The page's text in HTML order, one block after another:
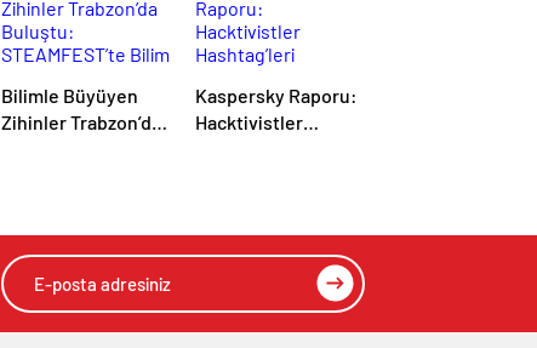
Bilimle Büyüyen
Zihinler Trabzon’da
Kaspersky Raporu:
Hacktivistler
DDoS Öne Çıkıyor-